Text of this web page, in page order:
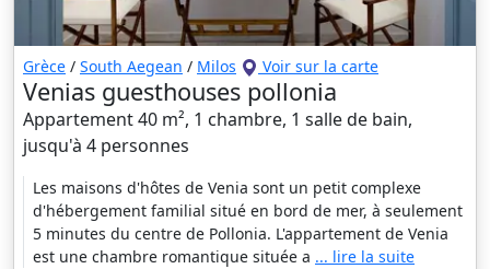
Grèce / South Aegean / Milos Voir sur la carte
Venias guesthouses pollonia
Appartement 40 m², 1 chambre, 1 salle de bain,
jusqu'à 4 personnes
Les maisons d'hôtes de Venia sont un petit complexe
d'hébergement familial situé en bord de mer, à seulement
5 minutes du centre de Pollonia. L'appartement de Venia
est une chambre romantique située a ... lire la suite